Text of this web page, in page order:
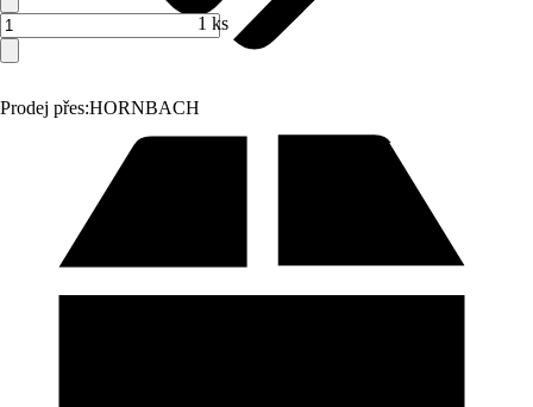
Prodej přes:HORNBACH
1 ks